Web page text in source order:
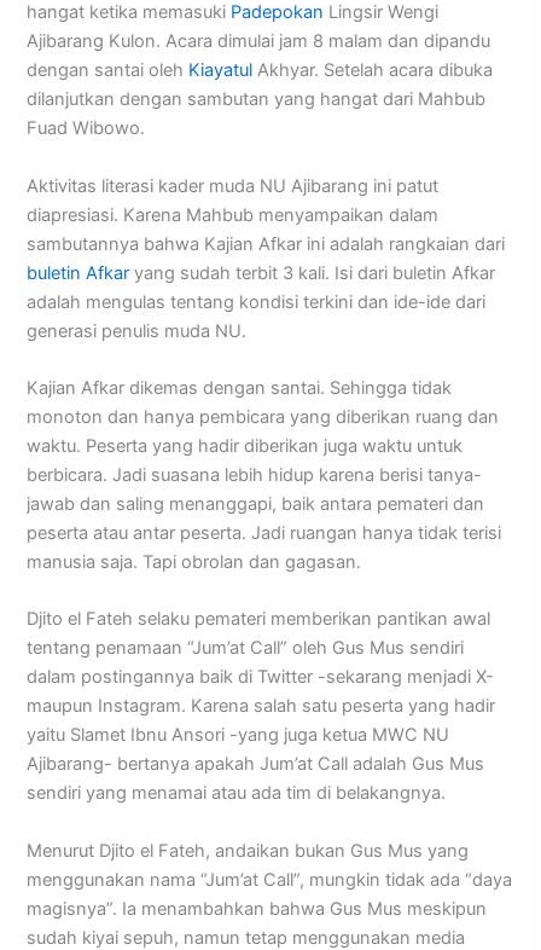
hangat ketika memasuki Padepokan Lingsir Wengi
Ajibarang Kulon. Acara dimulai jam 8 malam dan dipandu
dengan santai oleh Kiayatul Akhyar. Setelah acara dibuka
dilanjutkan dengan sambutan yang hangat dari Mahbub
Fuad Wibowo.
Aktivitas literasi kader muda NU Ajibarang ini patut
diapresiasi. Karena Mahbub menyampaikan dalam
sambutannya bahwa Kajian Afkar ini adalah rangkaian dari
buletin Afkar yang sudah terbit 3 kali. Isi dari buletin Afkar
adalah mengulas tentang kondisi terkini dan ide-ide dari
generasi penulis muda NU.
Kajian Afkar dikemas dengan santai. Sehingga tidak
monoton dan hanya pembicara yang diberikan ruang dan
waktu. Peserta yang hadir diberikan juga waktu untuk
berbicara. Jadi suasana lebih hidup karena berisi tanya-
jawab dan saling menanggapi, baik antara pemateri dan
peserta atau antar peserta. Jadi ruangan hanya tidak terisi
manusia saja. Tapi obrolan dan gagasan.
Djito el Fateh selaku pemateri memberikan pantikan awal
tentang penamaan “Jum’at Call” oleh Gus Mus sendiri
dalam postingannya baik di Twitter -sekarang menjadi X-
maupun Instagram. Karena salah satu peserta yang hadir
yaitu Slamet Ibnu Ansori -yang juga ketua MWC NU
Ajibarang- bertanya apakah Jum’at Call adalah Gus Mus
sendiri yang menamai atau ada tim di belakangnya.
Menurut Djito el Fateh, andaikan bukan Gus Mus yang
menggunakan nama “Jum’at Call”, mungkin tidak ada “daya
magisnya”. Ia menambahkan bahwa Gus Mus meskipun
sudah kiyai sepuh, namun tetap menggunakan media